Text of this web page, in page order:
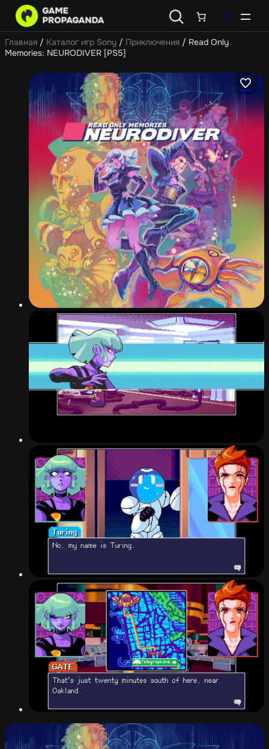
Главная / Каталог игр Sony / Приключения / Read Only
Memories: NEURODIVER [PS5]